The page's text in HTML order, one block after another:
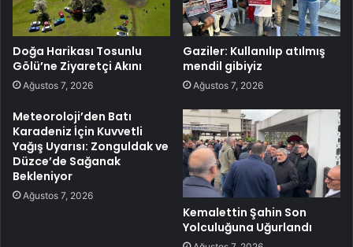
Doğa Harikası Tosunlu
Gölü’ne Ziyaretçi Akını
Ağustos 7, 2026
Gaziler: Kullanılıp atılmış
mendil gibiyiz
Ağustos 7, 2026
Meteoroloji’den Batı
Karadeniz İçin Kuvvetli
Yağış Uyarısı: Zonguldak ve
Düzce’de Sağanak
Bekleniyor
Ağustos 7, 2026
Kemalettin Şahin Son
Yolculuğuna Uğurlandı